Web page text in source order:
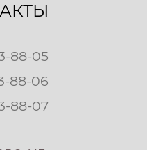
88-05
88-06
88-07